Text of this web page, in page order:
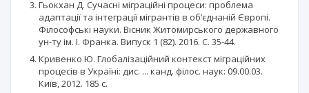
Гьокхан Д. Сучасні міграційні процеси: проблема
адаптації та інтеграції мігрантів в об’єднаній Європі.
Філософські науки. Вісник Житомирського державного
ун-ту ім. І. Франка. Випуск 1 (82). 2016. С. 35-44.
Кривенко Ю. Глобалізаційний контекст міграційних
процесів в Україні: дис. ... канд. філос. наук: 09.00.03.
Київ, 2012. 185 с.